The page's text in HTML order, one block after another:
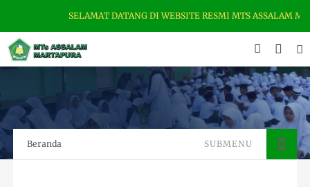
SELAMAT DATANG DI WEBSITE RESMI MTS ASSALAM
Beranda SUBMENU